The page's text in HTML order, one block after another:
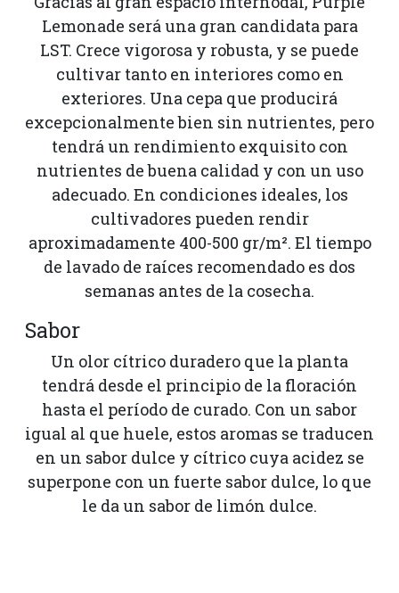
Lemonade será una gran candidata para
LST. Crece vigorosa y robusta, y se puede
cultivar tanto en interiores como en
exteriores. Una cepa que producirá
excepcionalmente bien sin nutrientes, pero
tendrá un rendimiento exquisito con
nutrientes de buena calidad y con un uso
adecuado. En condiciones ideales, los
cultivadores pueden rendir
aproximadamente 400-500 gr/m². El tiempo
de lavado de raíces recomendado es dos
semanas antes de la cosecha.
Sabor
Un olor cítrico duradero que la planta
tendrá desde el principio de la floración
hasta el período de curado. Con un sabor
igual al que huele, estos aromas se traducen
en un sabor dulce y cítrico cuya acidez se
superpone con un fuerte sabor dulce, lo que
le da un sabor de limón dulce.